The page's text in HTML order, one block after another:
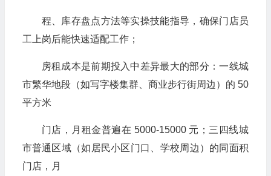
程、库存盘点方法等实操技能指导，确保门店员
工上岗后能快速适配工作；
房租成本是前期投入中差异最大的部分：一线城
市繁华地段（如写字楼集群、商业步行街周边）的 50
平方米
门店，月租金普遍在 5000-15000 元；三四线城
市普通区域（如居民小区门口、学校周边）的同面积
门店，月